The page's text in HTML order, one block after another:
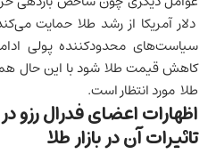
دلار آمریکا از رشد طلا حمایت
سیاست‌های محدودکننده پولی
کاهش قیمت طلا شود با این حال
طلا مورد انتظار است.
اظهارات اعضای فدرال
تاثیرات آن در بازار طلا